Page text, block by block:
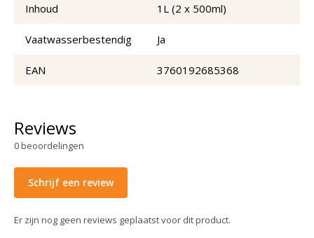
Inhoud 1L (2 x 500ml)
Vaatwasserbestendig Ja
EAN 3760192685368
Reviews
0beoordelingen
Schrijf een review
Er zijn nog geen reviews geplaatst voor dit product.